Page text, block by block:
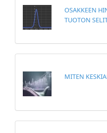
OSAKKEEN
TUOTON
MITEN